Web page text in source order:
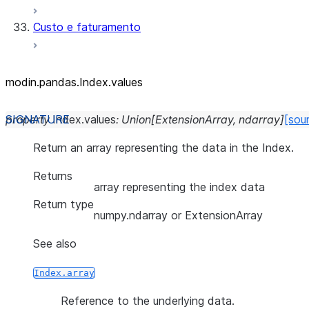
Custo e faturamento
modin.pandas.Index.values
property Index.values: Union[ExtensionArray, ndarray]
Return an array representing the data in the Index.
Returns
array representing the index data
Return type
numpy.ndarray or ExtensionArray
See also
Index.array
Reference to the underlying data.